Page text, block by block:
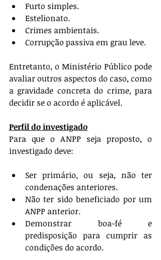
Furto simples.
Estelionato.
Crimes ambientais.
Corrupção passiva em grau leve.
Entretanto, o Ministério Público pode
avaliar outros aspectos do caso, como
a gravidade concreta do crime, para
decidir se o acordo é aplicável.
Perfil do investigado
Para que o ANPP seja proposto, o
investigado deve:
Ser primário, ou seja, não ter
condenações anteriores.
Não ter sido beneficiado por um
ANPP anterior.
Demonstrar boa-fé e
predisposição para cumprir as
condições do acordo.